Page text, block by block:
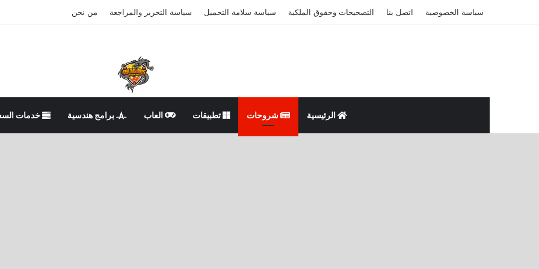
سياسة الخصوصية اتصل بنا التصحيحات وحقوق الملكية سياسة سلامة التحميل سياسة التحرير والمراجعة من نحن
الرئيسية شروحات تطبيقات العاب برامج هندسية خدمات